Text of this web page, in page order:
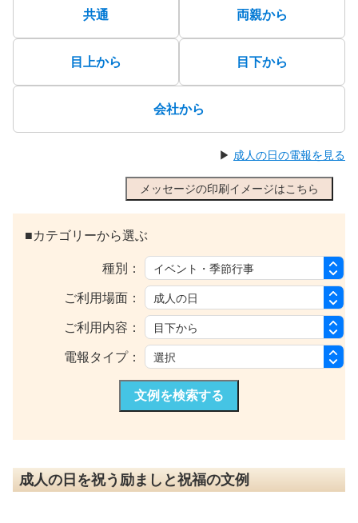
共通 両親から
目上から 目下から
会社から
▶ 成人の日の電報を見る
メッセージの印刷イメージはこちら
■カテゴリーから選ぶ
種別：
ご利用場面：
ご利用内容：
電報タイプ：
文例を検索する
成人の日を祝う励ましと祝福の文例